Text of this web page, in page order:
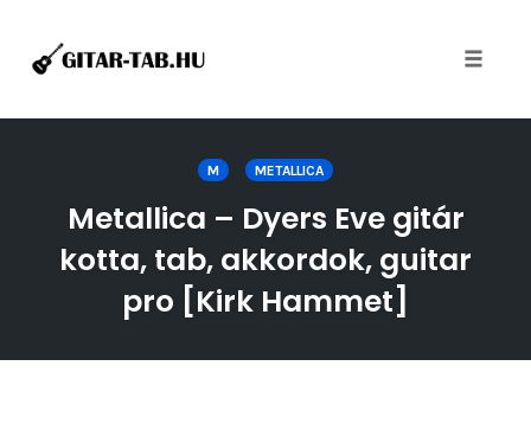
M METALLICA
Metallica – Dyers Eve gitár
kotta, tab, akkordok, guitar
pro [Kirk Hammet]